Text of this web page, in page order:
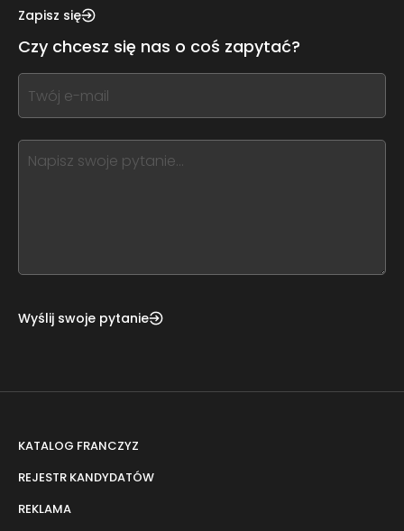
this,
this
form
field
blank
Zapisz się
Czy chcesz się nas o coś zapytać?
If
you
this,
leave
Wyślij swoje pytanie
KATALOG FRANCZYZ
REJESTR KANDYDATÓW
REKLAMA